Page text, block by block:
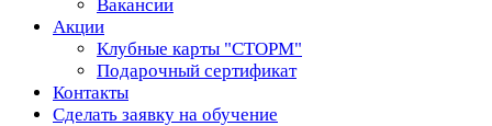
Вакансии
Акции
Клубные карты "СТОРМ"
Подарочный сертификат
Контакты
Сделать заявку на обучение